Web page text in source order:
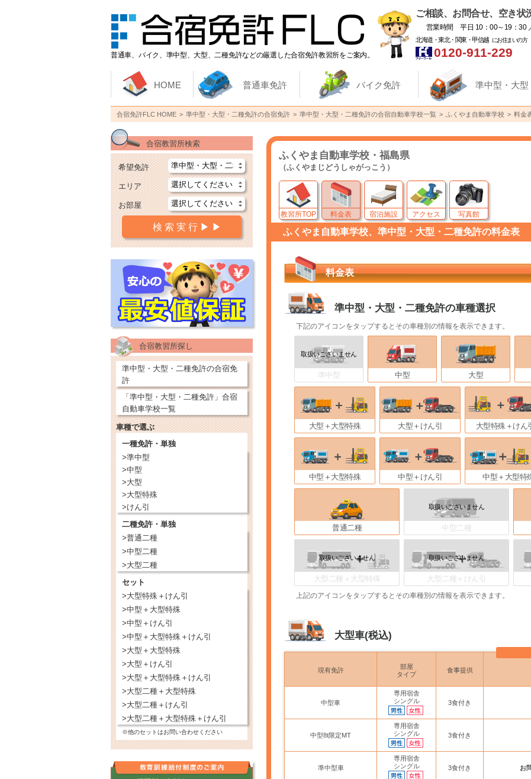
普通車、バイク、準中型、大型、二種免許などの厳選した合宿免許教習所をご案内。
ご相談、お問合せ、空き状
営業時間 平日 10：00～19：30
北海道・東北・関東・甲信越 にお住まいの方
0120-911-229
HOME 普通車免許 バイク免許 準中型・大
合宿免許FLC HOME 準中型・大型・二種免許の合宿免許 準中型・大型・二種免許の合宿自動車学校一覧 ふくやま自動車学校 料金
ふくやま自動車学校・福島県
（ふくやまじどうしゃがっこう）
教習所TOP
料金表 宿泊施設 アクセス 写真館
ふくやま自動車学校、準中型・大型・二種免許の料金表
料金表
準中型・大型・二種免許の車種選択
下記のアイコンをタップするとその車種別の情報を表示できます。
準中型 中型 大型
大型＋大型特殊 大型＋けん引 大型特殊＋けん引
中型＋大型特殊 中型＋けん引 中型＋大型特
普通二種 中型二種
大型二種＋大型特殊 大型二種＋けん引
上記のアイコンをタップするとその車種別の情報を表示できます。
大型車(税込)
現有免許
部屋
タイプ
食事提供
中型車
専用宿舎
シングル
3食付き
中型8t限定MT
専用宿舎
シングル
3食付き
準中型車
専用宿舎
シングル
3食付き お
合宿教習所検索
希望免許
エリア
お部屋
合宿教習所探し
準中型・大型・二種免許の合宿免
許
「準中型・大型・二種免許」合宿
自動車学校一覧
車種で選ぶ
一種免許・単独
>準中型
>中型
>大型
>大型特殊
>けん引
二種免許・単独
>普通二種
>中型二種
>大型二種
セット
>大型特殊＋けん引
>中型＋大型特殊
>中型＋けん引
>中型＋大型特殊＋けん引
>大型＋大型特殊
>大型＋けん引
>大型＋大型特殊＋けん引
>大型二種＋大型特殊
>大型二種＋けん引
>大型二種＋大型特殊＋けん引
※他のセットはお問い合わせください